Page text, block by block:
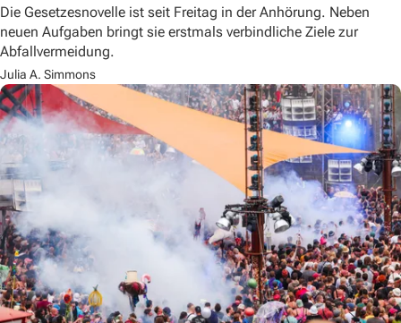
Die Gesetzesnovelle ist seit Freitag in der Anhörung. Neben
neuen Aufgaben bringt sie erstmals verbindliche Ziele zur
Abfallvermeidung.
Julia A. Simmons